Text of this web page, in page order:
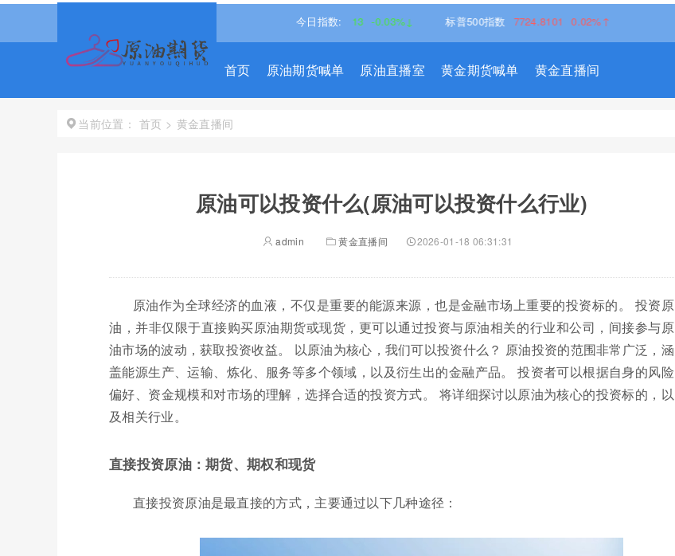
今日指数:
26354.8413 -0.03%↓ 标普500指数 7724.8101 0.02%↑
首页 原油期货喊单 原油直播室 黄金期货喊单 黄金直播间
当前位置： 首页 > 黄金直播间
原油可以投资什么(原油可以投资什么行业)
admin 黄金直播间 2026-01-18 06:31:31
原油作为全球经济的血液，不仅是重要的能源来源，也是金融市场上重要的投资标的。 投资原
油，并非仅限于直接购买原油期货或现货，更可以通过投资与原油相关的行业和公司，间接参与原
油市场的波动，获取投资收益。 以原油为核心，我们可以投资什么？ 原油投资的范围非常广泛，涵
盖能源生产、运输、炼化、服务等多个领域，以及衍生出的金融产品。 投资者可以根据自身的风险
偏好、资金规模和对市场的理解，选择合适的投资方式。 将详细探讨以原油为核心的投资标的，以
及相关行业。
直接投资原油：期货、期权和现货
直接投资原油是最直接的方式，主要通过以下几种途径：